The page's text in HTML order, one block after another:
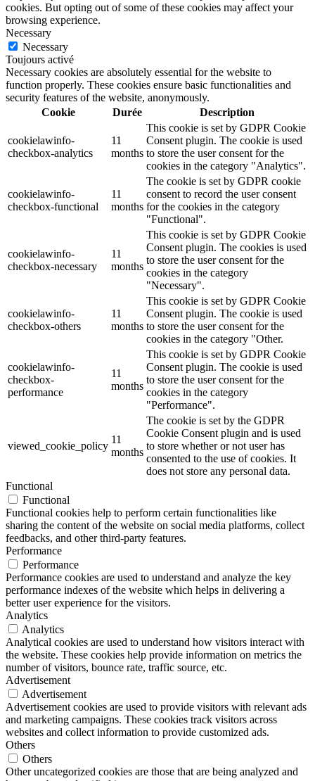
cookies. But opting out of some of these cookies may affect your
browsing experience.
Necessary
Necessary
Toujours activé
Necessary cookies are absolutely essential for the website to
function properly. These cookies ensure basic functionalities and
security features of the website, anonymously.
Cookie
Durée Description
cookielawinfo-
checkbox-analytics
11
months
This cookie is set by GDPR Cookie
Consent plugin. The cookie is used
to store the user consent for the
cookies in the category "Analytics".
cookielawinfo-
checkbox-functional
11
months
The cookie is set by GDPR cookie
consent to record the user consent
for the cookies in the category
"Functional".
cookielawinfo-
checkbox-necessary
11
months
This cookie is set by GDPR Cookie
Consent plugin. The cookies is used
to store the user consent for the
cookies in the category
"Necessary".
cookielawinfo-
checkbox-others
11
months
This cookie is set by GDPR Cookie
Consent plugin. The cookie is used
to store the user consent for the
cookies in the category "Other.
cookielawinfo-
checkbox-
performance
11
months
This cookie is set by GDPR Cookie
Consent plugin. The cookie is used
to store the user consent for the
cookies in the category
"Performance".
viewed_cookie_policy
11
months
The cookie is set by the GDPR
Cookie Consent plugin and is used
to store whether or not user has
consented to the use of cookies. It
does not store any personal data.
Functional
Functional
Functional cookies help to perform certain functionalities like
sharing the content of the website on social media platforms, collect
feedbacks, and other third-party features.
Performance
Performance
Performance cookies are used to understand and analyze the key
performance indexes of the website which helps in delivering a
better user experience for the visitors.
Analytics
Analytics
Analytical cookies are used to understand how visitors interact with
the website. These cookies help provide information on metrics the
number of visitors, bounce rate, traffic source, etc.
Advertisement
Advertisement
Advertisement cookies are used to provide visitors with relevant ads
and marketing campaigns. These cookies track visitors across
websites and collect information to provide customized ads.
Others
Others
Other uncategorized cookies are those that are being analyzed and